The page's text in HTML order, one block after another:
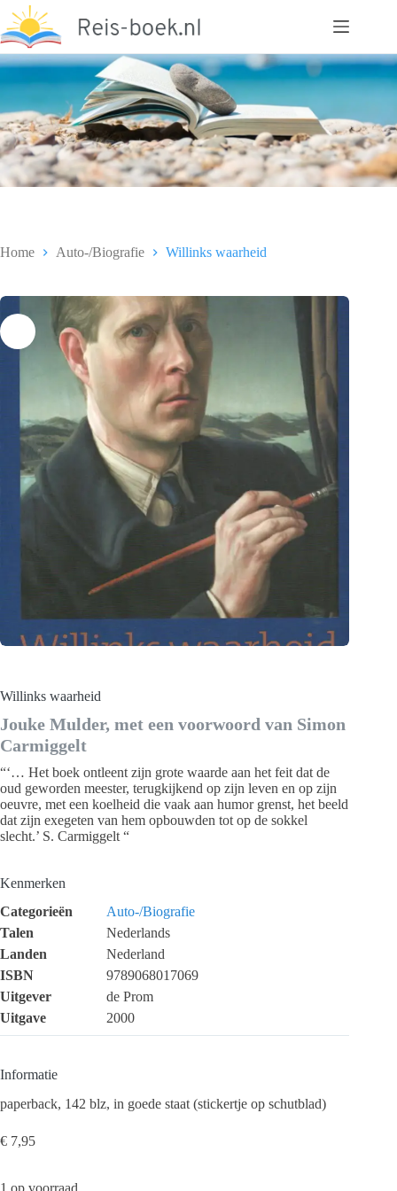
naar
de
inhoud
Home Auto-/Biografie Willinks waarheid
Willinks waarheid
Jouke Mulder, met een voorwoord van Simon
Carmiggelt
“‘… Het boek ontleent zijn grote waarde aan het feit dat de
oud geworden meester, terugkijkend op zijn leven en op zijn
oeuvre, met een koelheid die vaak aan humor grenst, het beeld
dat zijn exegeten van hem opbouwden tot op de sokkel
slecht.’ S. Carmiggelt “
Kenmerken
Categorieën
Auto-/Biografie
Talen
Nederlands
Landen
Nederland
ISBN
9789068017069
Uitgever
de Prom
Uitgave
2000
Informatie
paperback, 142 blz, in goede staat (stickertje op schutblad)
€ 7,95